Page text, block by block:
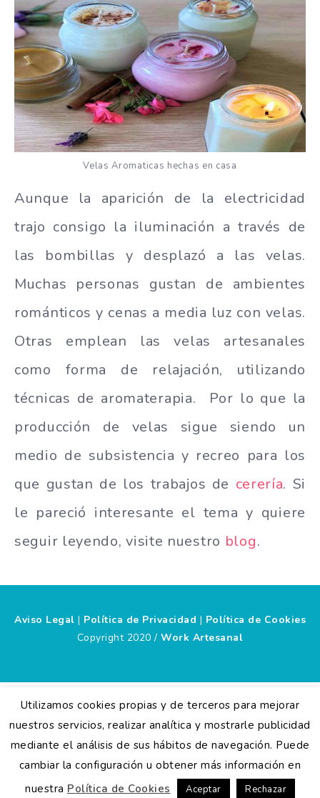
Velas Aromaticas hechas en casa
Aunque la aparición de la electricidad
trajo consigo la iluminación a través de
las bombillas y desplazó a las velas.
Muchas personas gustan de ambientes
románticos y cenas a media luz con velas.
Otras emplean las velas artesanales
como forma de relajación, utilizando
técnicas de aromaterapia. Por lo que la
producción de velas sigue siendo un
medio de subsistencia y recreo para los
que gustan de los trabajos de cerería. Si
le pareció interesante el tema y quiere
seguir leyendo, visite nuestro blog.
Aviso Legal | Política de Privacidad | Política de Cookies
Copyright 2020 /Work Artesanal
Utilizamos cookies propias y de terceros para mejorar
nuestros servicios, realizar analítica y mostrarle publicidad
mediante el análisis de sus hábitos de navegación. Puede
cambiar la configuración u obtener más información en
nuestra Política de Cookies Aceptar Rechazar